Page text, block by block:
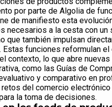
por parte de Algolia de
de manifiesto esta
necesarios a la cesta con
que también impulsan
Estas funciones reformulan
contexto, lo que abre
como las Guías de
y comparativo en
del comercio
la toma de decisiones.